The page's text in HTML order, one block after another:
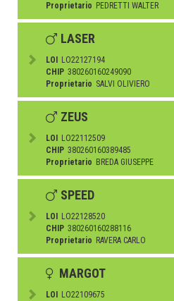
Proprietario PEDRETTI WALTER
LASER
LOI
LO22127194
CHIP 380260160249090
Proprietario SALVI OLIVIERO
ZEUS
LOI
LO22112509
CHIP 380260160389485
Proprietario BREDA GIUSEPPE
SPEED
LOI
LO22128520
CHIP 380260160288116
Proprietario RAVERA CARLO
MARGOT
LOI
LO22109675